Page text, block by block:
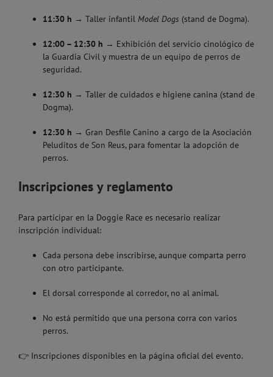
11:30 h → Taller infantil Model Dogs (stand de Dogma).
12:00 – 12:30 h → Exhibición del servicio cinológico de
la Guardia Civil y muestra de un equipo de perros de
seguridad.
12:30 h → Taller de cuidados e higiene canina (stand de
Dogma).
12:30 h → Gran Desfile Canino a cargo de la Asociación
Peluditos de Son Reus, para fomentar la adopción de
perros.
Inscripciones y reglamento
Para participar en la Doggie Race es necesario realizar
inscripción individual:
Cada persona debe inscribirse, aunque comparta perro
con otro participante.
El dorsal corresponde al corredor, no al animal.
No está permitido que una persona corra con varios
perros.
👉 Inscripciones disponibles en la página oficial del evento.